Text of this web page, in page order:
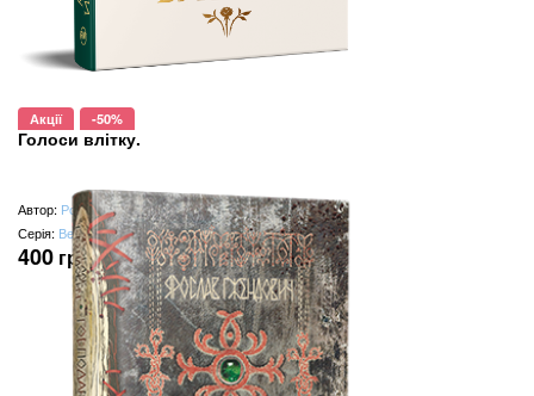
Голоси влітку.
Автор: Розамунда Пілчер
Серія: Великий роман
400 грн(замість500грн)
Акції -50%